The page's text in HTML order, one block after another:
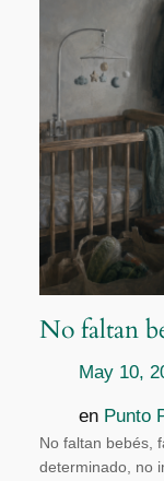
No faltan
May 10,
en Punto
No faltan bebés,
determinado, no